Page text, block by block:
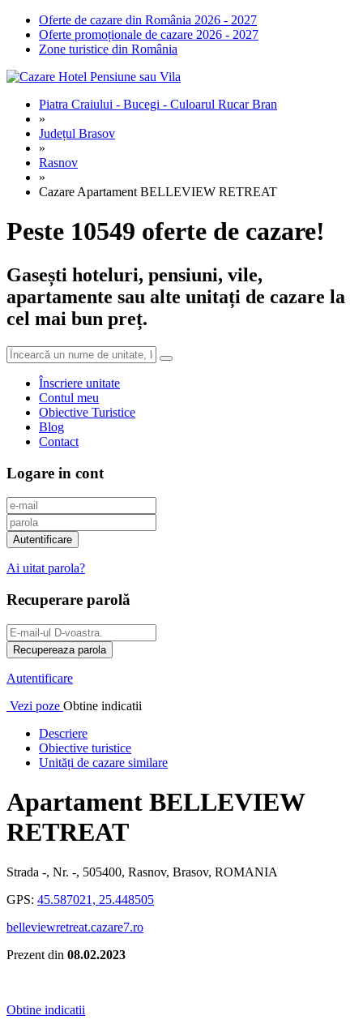
Oferte de cazare din România 2026 - 2027
Oferte promoționale de cazare 2026 - 2027
Zone turistice din România
Piatra Craiului - Bucegi - Culoarul Rucar Bran
»
Județul Brasov
»
Rasnov
»
Cazare Apartament BELLEVIEW RETREAT
Peste 10549 oferte de cazare!
Gasești hoteluri, pensiuni, vile,
apartamente sau alte unitați de cazare la
cel mai bun preț.
Înscriere unitate
Contul meu
Obiective Turistice
Blog
Contact
Logare in cont
Ai uitat parola?
Recuperare parolă
Autentificare
Vezi poze Obtine indicatii
Descriere
Obiective turistice
Unități de cazare similare
Apartament BELLEVIEW
RETREAT
Strada -, Nr. -, 505400, Rasnov, Brasov, ROMANIA
GPS: 45.587021, 25.448505
belleviewretreat.cazare7.ro
Prezent din 08.02.2023
Obtine indicatii